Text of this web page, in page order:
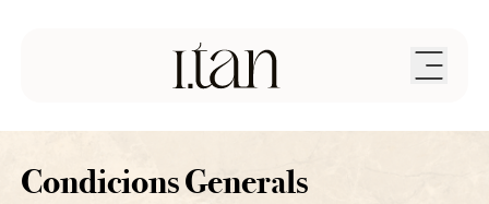
Condicions Generals